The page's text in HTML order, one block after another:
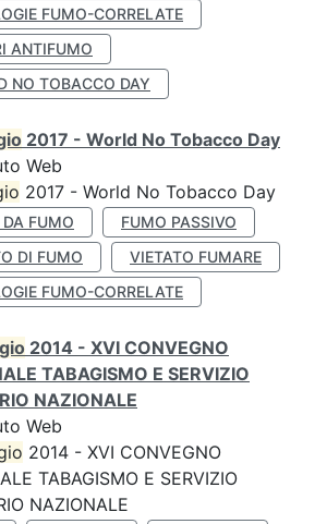
FUMO-CORRELATE
ANTIFUMO
NO TOBACCO DAY
2017 - World No Tobacco Day
Web
2017 - World No Tobacco Day
DA FUMO
FUMO PASSIVO
DI FUMO
VIETATO FUMARE
FUMO-CORRELATE
2014 - XVI CONVEGNO
TABAGISMO E SERVIZIO
NAZIONALE
Web
2014 - XVI CONVEGNO
TABAGISMO E SERVIZIO
NAZIONALE